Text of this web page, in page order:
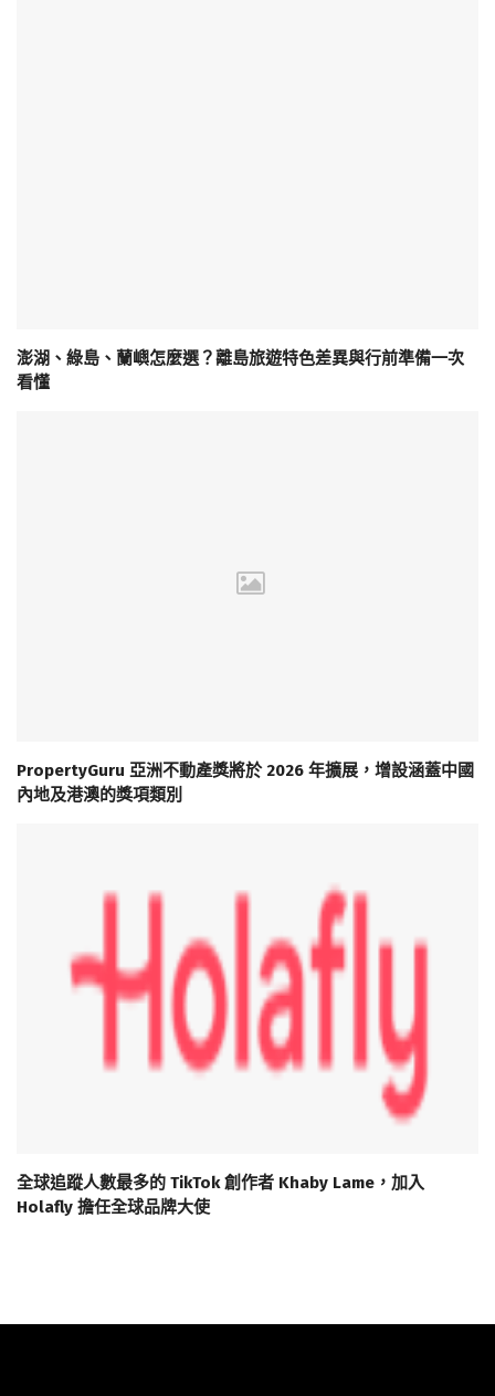
澎湖、綠島、蘭嶼怎麼選？離島旅遊特色差異與行前準備一次
看懂
PropertyGuru 亞洲不動產獎將於 2026 年擴展，增設涵蓋中國
內地及港澳的獎項類別
全球追蹤人數最多的 TikTok 創作者 Khaby Lame，加入
Holafly 擔任全球品牌大使